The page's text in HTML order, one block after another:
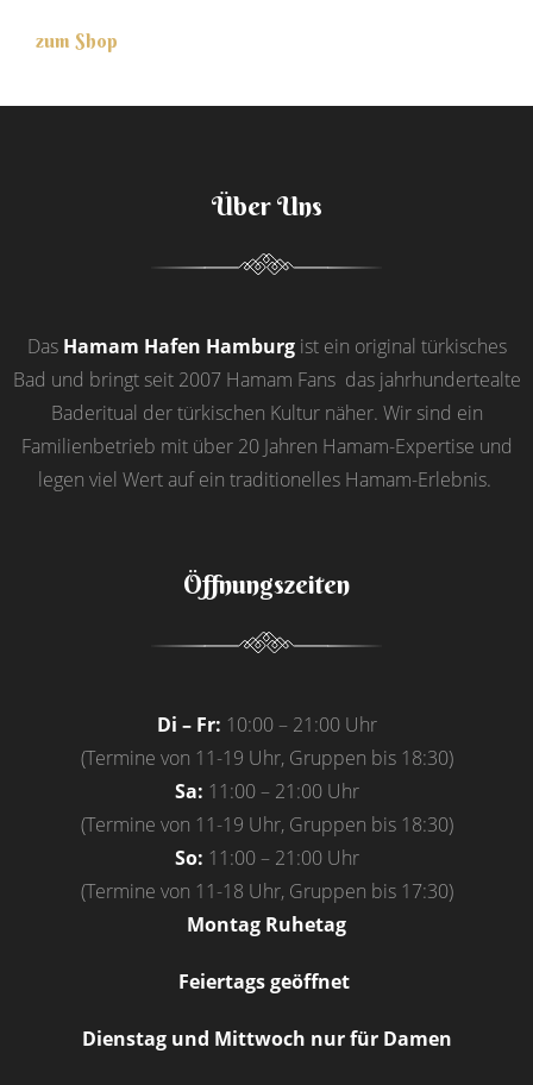
zum Shop
Über Uns
Das Hamam Hafen Hamburgist ein original türkisches
Bad und bringt seit 2007 Hamam Fans das jahrhundertealte
Baderitual der türkischen Kultur näher. Wir sind ein
Familienbetrieb mit über 20 Jahren Hamam-Expertise und
legen viel Wert auf ein traditionelles Hamam-Erlebnis.
Öffnungszeiten
Di – Fr: 10:00 – 21:00 Uhr
(Termine von 11-19 Uhr, Gruppen bis 18:30)
Sa: 11:00 – 21:00 Uhr
(Termine von 11-19 Uhr, Gruppen bis 18:30)
So: 11:00 – 21:00 Uhr
(Termine von 11-18 Uhr, Gruppen bis 17:30)
Montag Ruhetag
Feiertags geöffnet
Dienstag und Mittwoch nur für Damen